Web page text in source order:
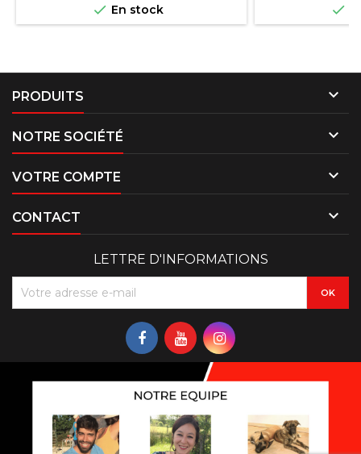
 En stock 
PRODUITS 
NOTRE SOCIÉTÉ 
VOTRE COMPTE 
CONTACT 
LETTRE D'INFORMATIONS